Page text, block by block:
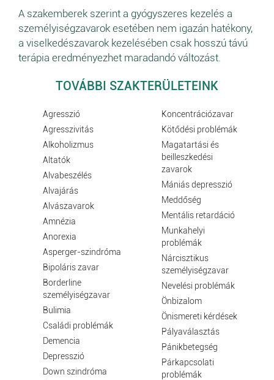
A szakemberek szerint a gyógyszeres kezelés a
személyiségzavarok esetében nem igazán hatékony,
a viselkedészavarok kezelésében csak hosszú távú
terápia eredményezhet maradandó változást.
TOVÁBBI SZAKTERÜLETEINK
Agresszió
Agresszivitás
Alkoholizmus
Altatók
Alvabeszélés
Alvajárás
Alvászavarok
Amnézia
Anorexia
Asperger-szindróma
Bipoláris zavar
Borderline
személyiségzavar
Bulimia
Családi problémák
Demencia
Depresszió
Down szindróma
Koncentrációzavar
Kötődési problémák
Magatartási és
beilleszkedési
zavarok
Mániás depresszió
Meddőség
Mentális retardáció
Munkahelyi
problémák
Nárcisztikus
személyiségzavar
Nevelési problémák
Önbizalom
Önismereti kérdések
Pályaválasztás
Pánikbetegség
Párkapcsolati
problémák